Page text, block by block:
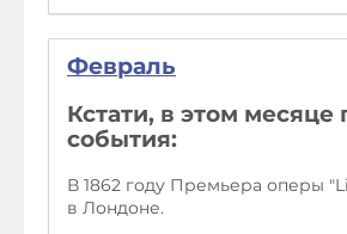
Февраль
Кстати, в этом
события:
В 1862 году Премьера оперы
в Лондоне.